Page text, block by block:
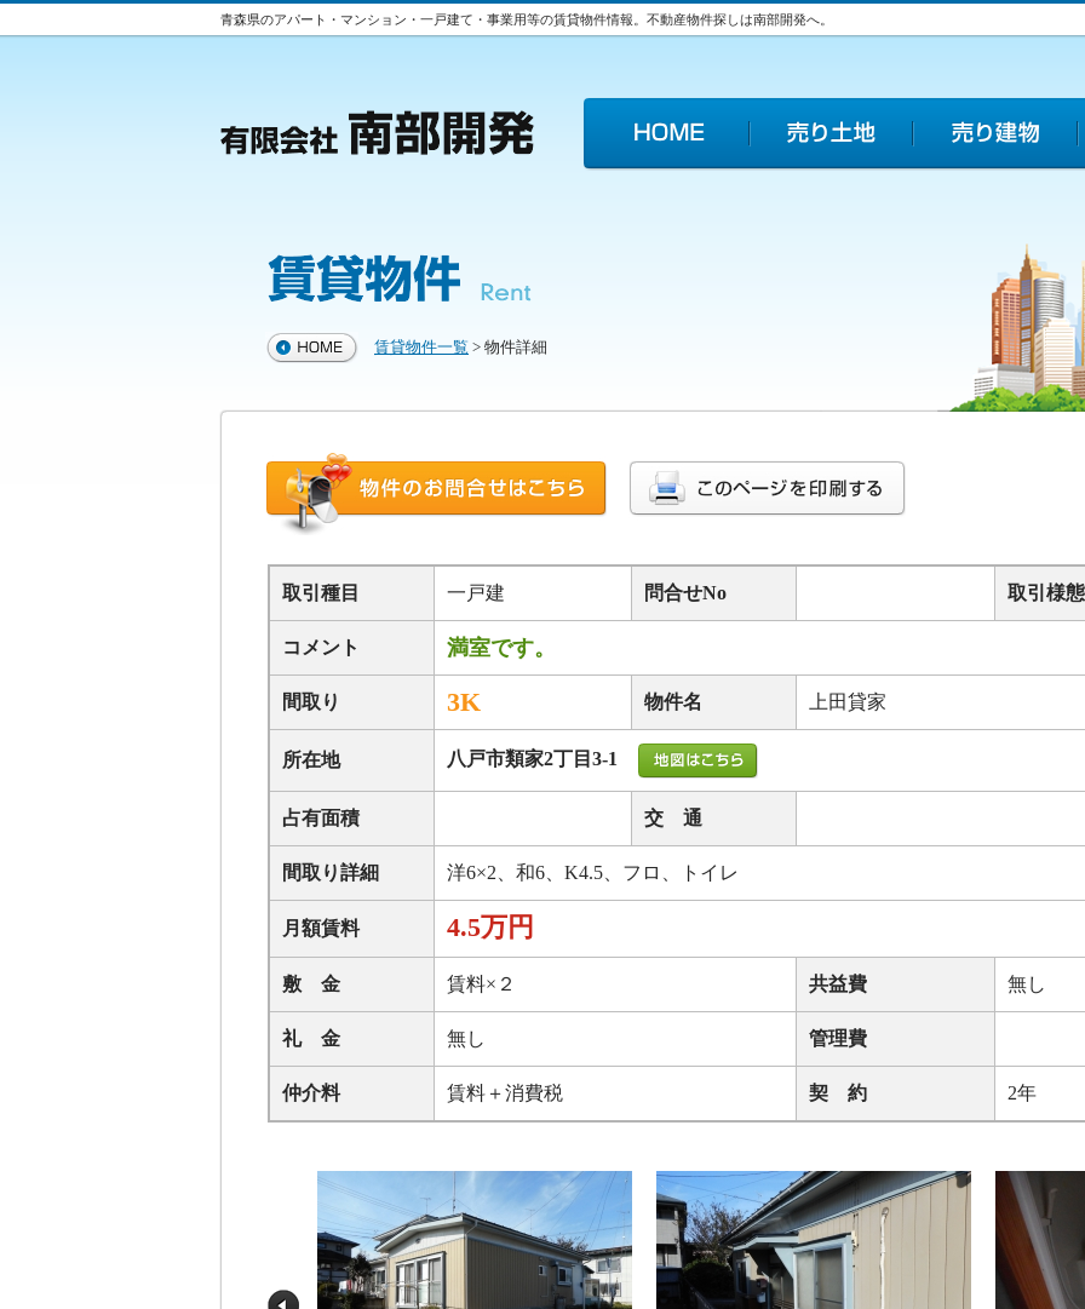
青森県のアパート・マンション・一戸建て・事業用等の賃貸物件情報。不動産物件探しは南部開発へ。
賃貸物件一覧 > 物件詳細
取引種目 一戸建 問合せNo 取引様態
コメント 満室です。
間取り 3K 物件名 上田貸家
所在地 八戸市類家2丁目3-1
占有面積 交 通
間取り詳細 洋6×2、和6、K4.5、フロ、トイレ
月額賃料 4.5万円
敷 金 賃料×２ 共益費 無し
礼 金 無し 管理費
仲介料 賃料＋消費税 契 約 2年